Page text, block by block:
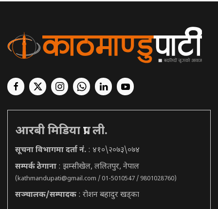
आरबी मिडिया प्रा. ली.
सूचना विभागमा दर्ता नं. : ४१०\२०७३\०७४
सम्पर्क ठेगाना : झम्सीखेल, ललितपुर, नेपाल
(kathmandupati@gmail.com / 01-5010547 / 9801028760)
सञ्चालक/सम्पादक : रोशन बहादुर खड्का